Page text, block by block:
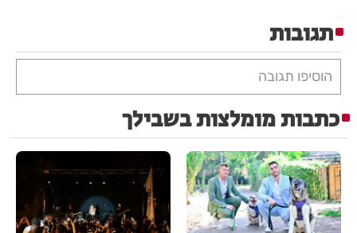
תגובות
הוסיפו תגובה
כתבות מומלצות בשבילך